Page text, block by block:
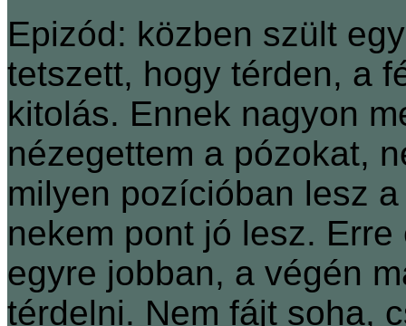
Epizód: közben szült
tetszett, hogy térden, a
kitolás. Ennek nagyon
nézegettem a pózokat,
milyen pozícióban lesz
nekem pont jó lesz.
egyre jobban, a végén
térdelni. Nem fájt soha,